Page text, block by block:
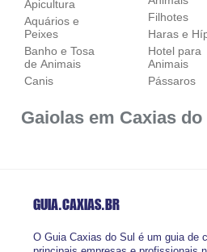
Apicultura
Aquários e
Peixes
Banho e Tosa
de Animais
Canis
Filhotes
Haras e
Hotel para
Animais
Pássaros
Gaiolas em Caxias do
GUIA.CAXIAS.BR
O Guia Caxias do Sul é um guia de